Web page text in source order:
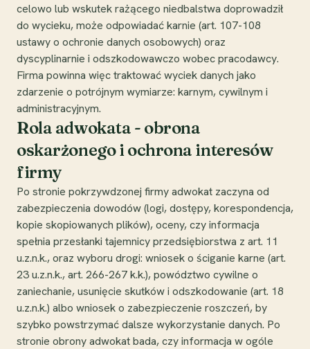
celowo lub wskutek rażącego niedbalstwa doprowadził
do wycieku, może odpowiadać karnie (art. 107-108
ustawy o ochronie danych osobowych) oraz
dyscyplinarnie i odszkodowawczo wobec pracodawcy.
Firma powinna więc traktować wyciek danych jako
zdarzenie o potrójnym wymiarze: karnym, cywilnym i
administracyjnym.
Rola adwokata - obrona
oskarżonego i ochrona interesów
firmy
Po stronie pokrzywdzonej firmy adwokat zaczyna od
zabezpieczenia dowodów (logi, dostępy, korespondencja,
kopie skopiowanych plików), oceny, czy informacja
spełnia przesłanki tajemnicy przedsiębiorstwa z art. 11
u.z.n.k., oraz wyboru drogi: wniosek o ściganie karne (art.
23 u.z.n.k., art. 266-267 k.k.), powództwo cywilne o
zaniechanie, usunięcie skutków i odszkodowanie (art. 18
u.z.n.k.) albo wniosek o zabezpieczenie roszczeń, by
szybko powstrzymać dalsze wykorzystanie danych. Po
stronie obrony adwokat bada, czy informacja w ogóle